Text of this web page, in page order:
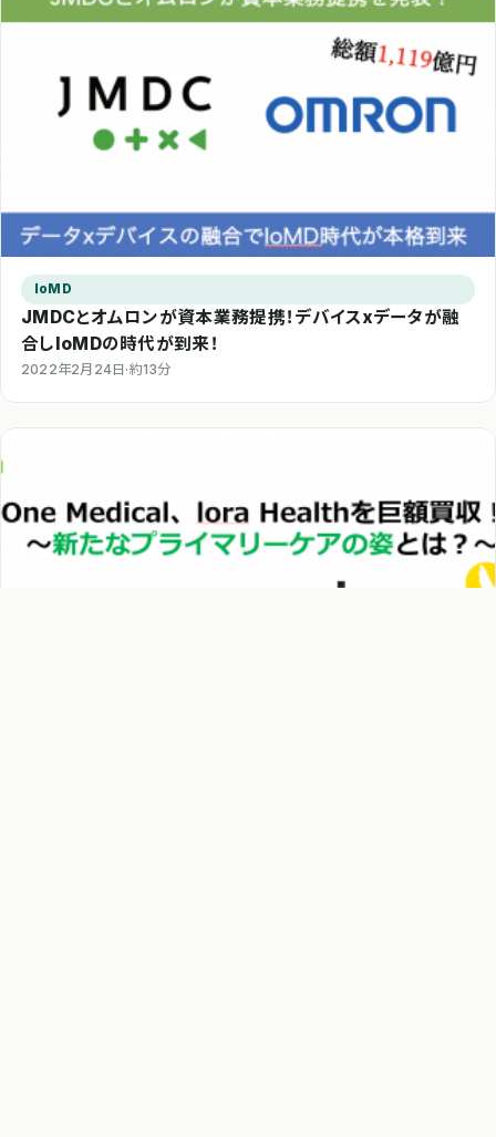
IoMD
JMDCとオムロンが資本業務提携！デバイスxデータが融
合しIoMDの時代が到来！
2022年2月24日 ·約13分